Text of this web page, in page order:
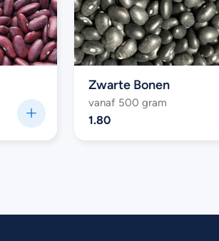
Zwarte Bonen
vanaf 500 gram
1.80